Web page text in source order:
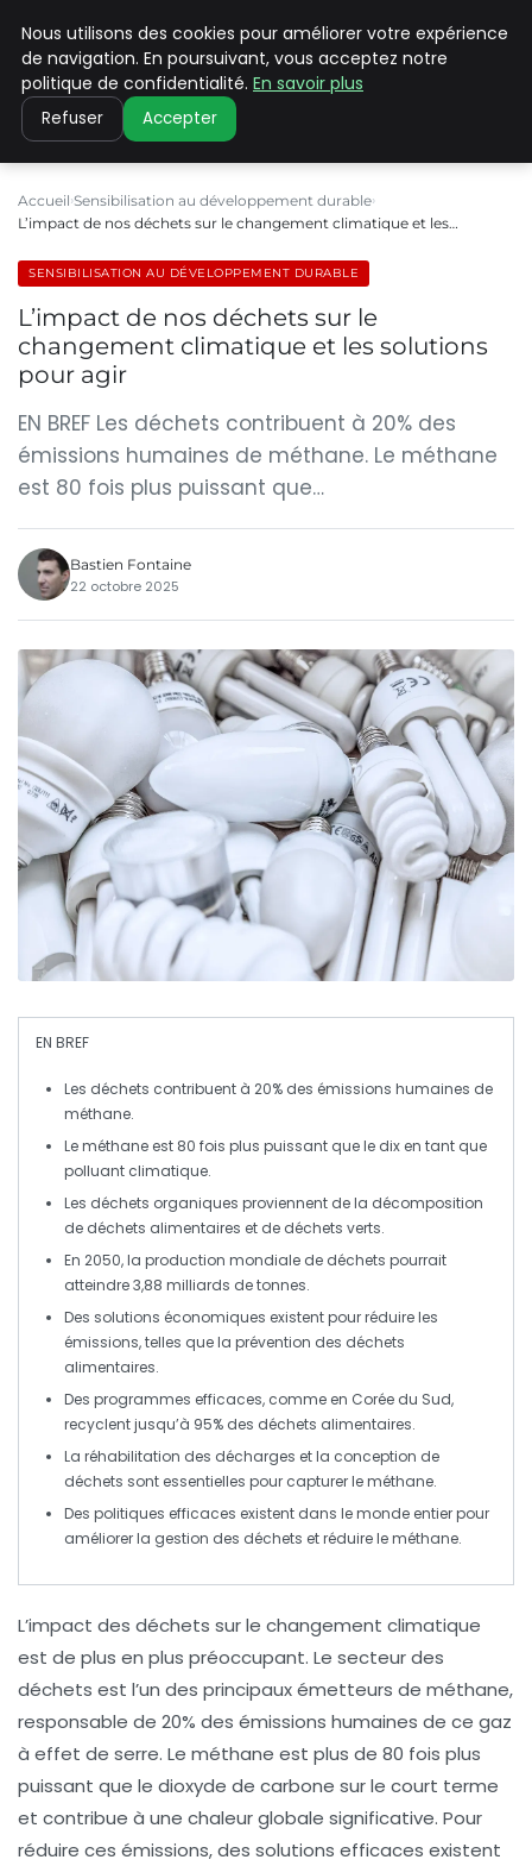
CLIMATE C ADVANCED
Accueil Sensibilisation au développement durable
L’impact de nos déchets sur le changement climatique et les…
SENSIBILISATION AU DÉVELOPPEMENT DURABLE
L’impact de nos déchets sur le
changement climatique et les solutions
pour agir
EN BREF Les déchets contribuent à 20% des
émissions humaines de méthane. Le méthane
est 80 fois plus puissant que…
Bastien Fontaine
22 octobre 2025
EN BREF
Les déchets contribuent à 20% des émissions humaines de
méthane.
Le méthane est 80 fois plus puissant que le dix en tant que
polluant climatique.
Les déchets organiques proviennent de la décomposition
de déchets alimentaires et de déchets verts.
En 2050, la production mondiale de déchets pourrait
atteindre3,88 milliards de tonnes.
Des solutions économiques existent pour réduire les
émissions, telles quela prévention des déchets
alimentaires.
Des programmes efficaces, comme en Corée du Sud,
recyclent jusqu’à 95% des déchets alimentaires.
La réhabilitation des décharges et la conception de
déchets sont essentielles pour capturer le méthane.
Des politiques efficaces existent dans le monde entier pour
améliorer la gestion des déchets etréduire le méthane.
L’impact des déchets sur le changement climatique
est de plus en plus préoccupant. Le secteur des
déchets est l’un des principaux émetteurs de méthane,
responsable de 20% des émissions humaines de ce gaz
à effet de serre. Le méthane est plus de 80 fois plus
puissant que le dioxyde de carbone sur le court terme
et contribue à une chaleur globale significative. Pour
réduire ces émissions, des solutions efficaces existent
Nous utilisons des cookies pour améliorer votre expérience
de navigation. En poursuivant, vous acceptez notre
politique de confidentialité. En savoir plus
Refuser Accepter